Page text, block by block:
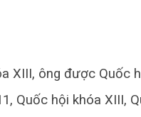
XIII, ông được Quốc
Quốc hội khóa XIII,